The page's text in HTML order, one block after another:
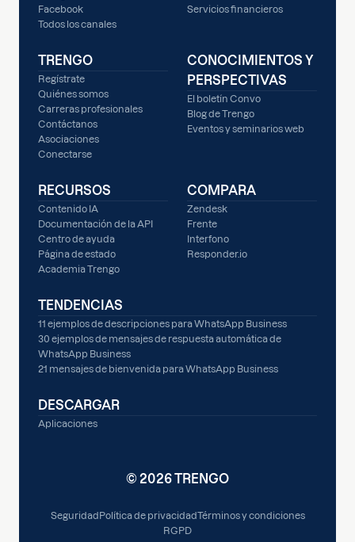
Facebook
Todos los canales
Servicios financieros
TRENGO
Regístrate
Quiénes somos
Carreras profesionales
Contáctanos
Asociaciones
Conectarse
CONOCIMIENTOS Y
PERSPECTIVAS
El boletín Convo
Blog de Trengo
Eventos y seminarios web
RECURSOS
Contenido IA
Documentación de la API
Centro de ayuda
Página de estado
Academia Trengo
COMPARA
Zendesk
Frente
Interfono
Responder.io
TENDENCIAS
11 ejemplos de descripciones para WhatsApp Business
30 ejemplos de mensajes de respuesta automática de
WhatsApp Business
21 mensajes de bienvenida para WhatsApp Business
DESCARGAR
Aplicaciones
© 2026 TRENGO
SeguridadPolítica de privacidadTérminos y condiciones
RGPD